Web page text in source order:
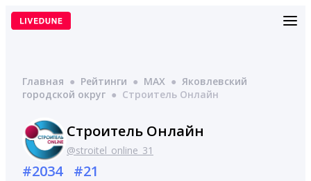
Перейти
Главная ● Рейтинги ● MAX ● Яковлевский
городской округ ● Строитель Онлайн
Строитель Онлайн
@stroitel_online_31
#2034 #21